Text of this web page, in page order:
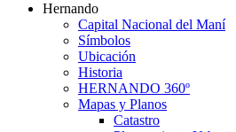
Hernando
Capital Nacional del Maní
Símbolos
Ubicación
Historia
HERNANDO 360º
Mapas y Planos
Catastro